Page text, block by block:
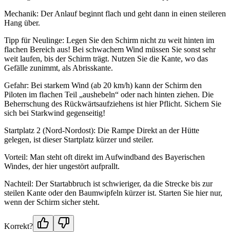
Mechanik: Der Anlauf beginnt flach und geht dann in einen steileren
Hang über.
Tipp für Neulinge: Legen Sie den Schirm nicht zu weit hinten im
flachen Bereich aus! Bei schwachem Wind müssen Sie sonst sehr
weit laufen, bis der Schirm trägt. Nutzen Sie die Kante, wo das
Gefälle zunimmt, als Abrisskante.
Gefahr: Bei starkem Wind (ab 20 km/h) kann der Schirm den
Piloten im flachen Teil „aushebeln“ oder nach hinten ziehen. Die
Beherrschung des Rückwärtsaufziehens ist hier Pflicht. Sichern Sie
sich bei Starkwind gegenseitig!
Startplatz 2 (Nord-Nordost): Die Rampe Direkt an der Hütte
gelegen, ist dieser Startplatz kürzer und steiler.
Vorteil: Man steht oft direkt im Aufwindband des Bayerischen
Windes, der hier ungestört aufprallt.
Nachteil: Der Startabbruch ist schwieriger, da die Strecke bis zur
steilen Kante oder den Baumwipfeln kürzer ist. Starten Sie hier nur,
wenn der Schirm sicher steht.
Korrekt?